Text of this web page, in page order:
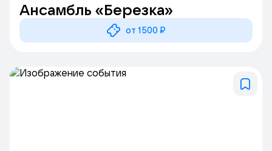
Ансамбль «Березка»
от 1500 ₽